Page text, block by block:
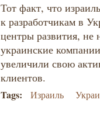
Тот факт, что
к разработчикам в
центры развития, не
украинские
увеличили свою
клиентов.
Tags: Израиль